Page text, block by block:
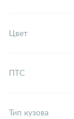
Цвет
ПТС
Тип кузова